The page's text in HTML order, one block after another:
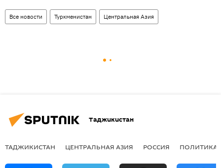
Все новости Туркменистан Центральная Азия
Таджикистан
ТАДЖИКИСТАН ЦЕНТРАЛЬНАЯ АЗИЯ РОССИЯ ПОЛИТИКА